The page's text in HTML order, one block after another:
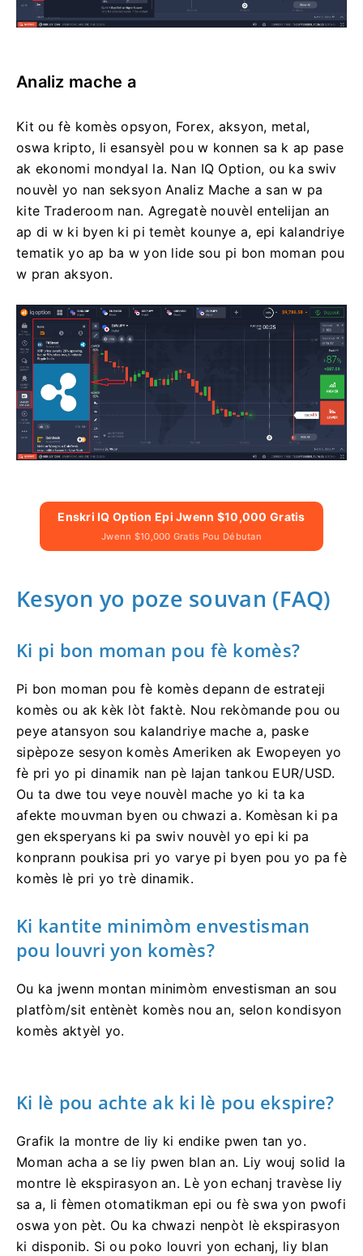
Analiz mache a
Kit ou fè komès opsyon, Forex, aksyon, metal,
oswa kripto, li esansyèl pou w konnen sa k ap pase
ak ekonomi mondyal la. Nan IQ Option, ou ka swiv
nouvèl yo nan seksyon Analiz Mache a san w pa
kite Traderoom nan. Agregatè nouvèl entelijan an
ap di w ki byen ki pi temèt kounye a, epi kalandriye
tematik yo ap ba w yon lide sou pi bon moman pou
w pran aksyon.
Enskri IQ Option Epi Jwenn $10,000 Gratis
Jwenn $10,000 Gratis Pou Débutan
Kesyon yo poze souvan (FAQ)
Ki pi bon moman pou fè komès?
Pi bon moman pou fè komès depann de estrateji
komès ou ak kèk lòt faktè. Nou rekòmande pou ou
peye atansyon sou kalandriye mache a, paske
sipèpoze sesyon komès Ameriken ak Ewopeyen yo
fè pri yo pi dinamik nan pè lajan tankou EUR/USD.
Ou ta dwe tou veye nouvèl mache yo ki ta ka
afekte mouvman byen ou chwazi a. Komèsan ki pa
gen eksperyans ki pa swiv nouvèl yo epi ki pa
konprann poukisa pri yo varye pi byen pou yo pa fè
komès lè pri yo trè dinamik.
Ki kantite minimòm envestisman
pou louvri yon komès?
Ou ka jwenn montan minimòm envestisman an sou
platfòm/sit entènèt komès nou an, selon kondisyon
komès aktyèl yo.
Ki lè pou achte ak ki lè pou ekspire?
Grafik la montre de liy ki endike pwen tan yo.
Moman acha a se liy pwen blan an. Liy wouj solid la
montre lè ekspirasyon an. Lè yon echanj travèse liy
sa a, li fèmen otomatikman epi ou fè swa yon pwofi
oswa yon pèt. Ou ka chwazi nenpòt lè ekspirasyon
ki disponib. Si ou poko louvri yon echanj, liy blan